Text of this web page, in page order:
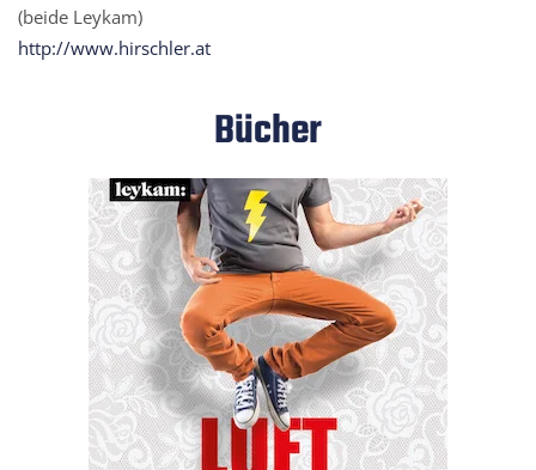
(beide Leykam)
http://www.hirschler.at
Bücher